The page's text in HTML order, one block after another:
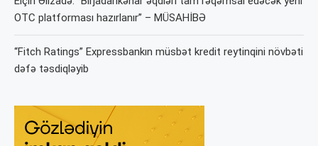
OTC platforması hazırlanır” – MÜSAHİBƏ
“Fitch Ratings” Expressbankın müsbət kredit reytinqini növbəti
dəfə təsdiqləyib